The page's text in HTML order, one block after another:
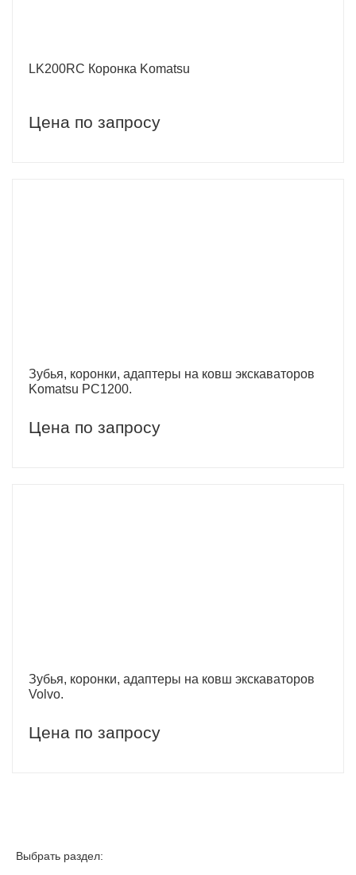
LK200RC Коронка Komatsu
Цена по запросу
Зубья, коронки, адаптеры на ковш экскаваторов
Komatsu PC1200.
Цена по запросу
Зубья, коронки, адаптеры на ковш экскаваторов
Volvo.
Цена по запросу
Выбрать раздел: